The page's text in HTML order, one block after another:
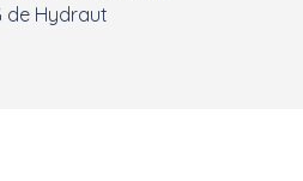
de Hydraut